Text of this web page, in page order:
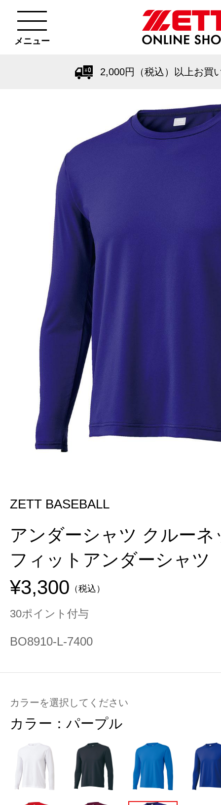
メニュー
2,000円（税込）以上お買
ZETT BASEBALL
アンダーシャツ クルー
フィットアンダーシャツ
¥3,300 （税込）
30ポイント付与
BO8910-L-7400
カラーを選択してください
カラー： パープル